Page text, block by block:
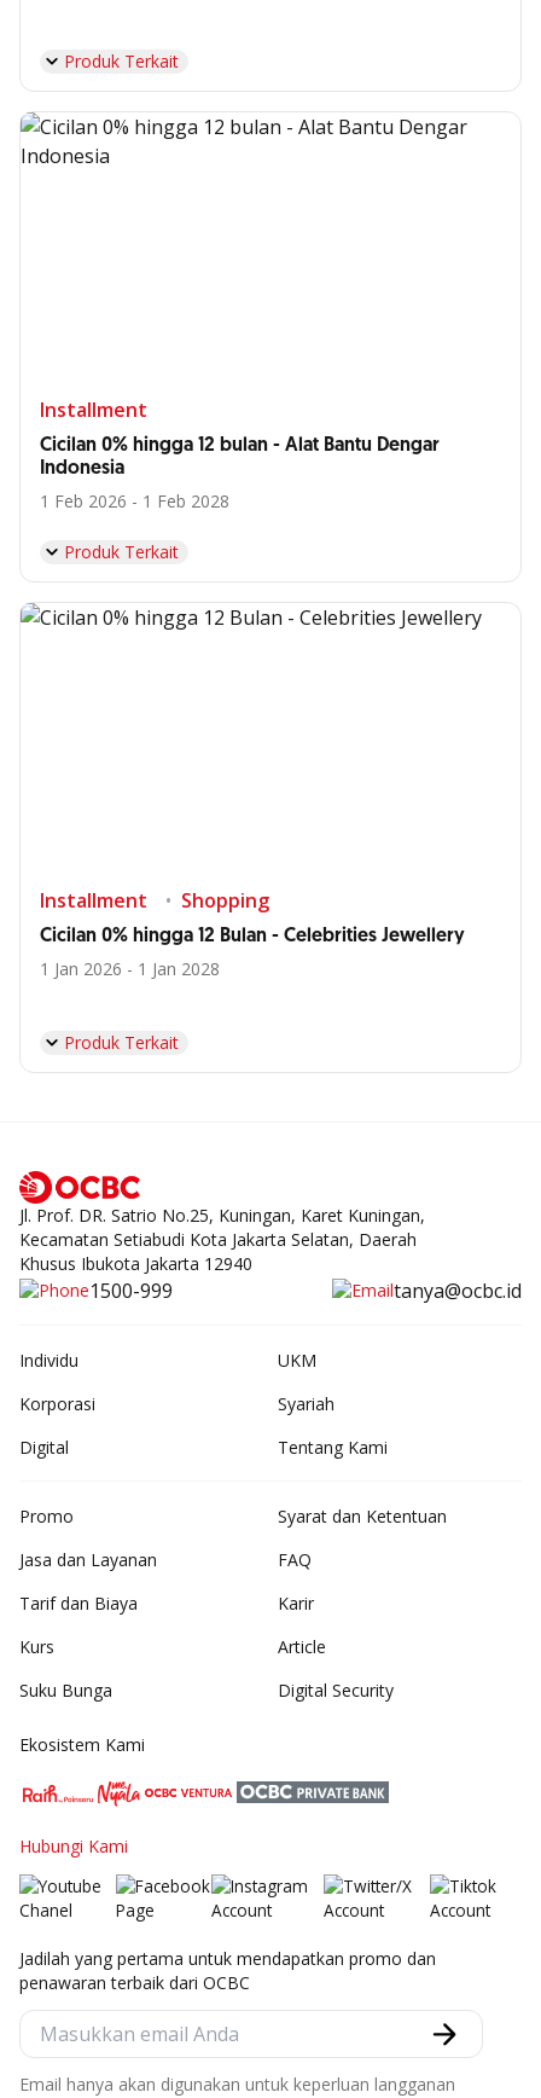
Produk Terkait
Installment
Cicilan 0% hingga 12 bulan - Alat Bantu Dengar
Indonesia
1 Feb 2026 - 1 Feb 2028
Produk Terkait
Installment Shopping
Cicilan 0% hingga 12 Bulan - Celebrities Jewellery
1 Jan 2026 - 1 Jan 2028
Produk Terkait
Jl. Prof. DR. Satrio No.25, Kuningan, Karet Kuningan,
Kecamatan Setiabudi Kota Jakarta Selatan, Daerah
Khusus Ibukota Jakarta 12940
1500-999 tanya@ocbc.id
Individu
UKM
Korporasi
Syariah
Digital
Tentang Kami
Promo
Jasa dan Layanan
Tarif dan Biaya
Kurs
Suku Bunga
Syarat dan Ketentuan
FAQ
Karir
Article
Digital Security
Ekosistem Kami
Hubungi Kami
Jadilah yang pertama untuk mendapatkan promo dan
penawaran terbaik dari OCBC
Email hanya akan digunakan untuk keperluan langganan